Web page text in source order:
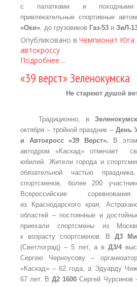
с палатками и походными
привлекательные спортивные
«Оки», до грузовиков Газ-53 и ЗиЛ-
Опубликовано в Чемпионат Юга
автокроссу
Подробнее ...
«39 верст» Зеленокумска
Не стареют душой
Традиционно, в
октября – тройной праздник – День
и Автокросс «39 Верст».
В
автодром «Каскад» отмечает
юбилей. Жители города и
обязательной частью
спортсменов, более 200
Всероссийские
из Краснодарского края,
областей – постоянные и
приехали спортсмены из
к возрасту спортсменов. В Д3
(Светлоград) – 5 лет, а в Д3/4
Сергею Черноусову –
«Каскад» – 62 года, а Эдуарду
67 лет. ВД2 1600 Сергей Чурсинов